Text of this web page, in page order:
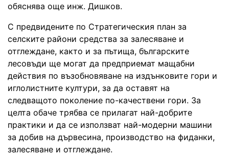
обяснява още инж. Дишков.
С предвидените по Стратегическия план за
селските райони средства за залесяване и
отглеждане, както и за пътища, българските
лесовъди ще могат да предприемат мащабни
действия по възобновяване на издънковите гори и
иглолистните култури, за да оставят на
следващото поколение по-качествени гори. За
целта обаче трябва се прилагат най-добрите
практики и да се използват най-модерни машини
за добив на дървесина, производство на фиданки,
залесяване и отглеждане.